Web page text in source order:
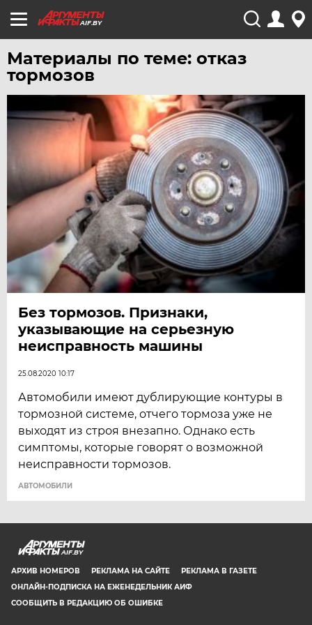
AIF.BY
Материалы по теме: отказ
тормозов
Без тормозов. Признаки,
указывающие на серьезную
неисправность машины
25.08.2020 10:17
Автомобили имеют дублирующие контуры в
тормозной системе, отчего тормоза уже не
выходят из строя внезапно. Однако есть
симптомы, которые говорят о возможной
неисправности тормозов.
АВТОМОБИЛИ
AIF.BY
АРХИВ НОМЕРОВ РЕКЛАМА НА САЙТЕ
РЕКЛАМА В ГАЗЕТЕ
ОНЛАЙН-ПОДПИСКА НА ЕЖЕНЕДЕЛЬНИК АИФ
СООБЩИТЬ В РЕДАКЦИЮ ОБ ОШИБКЕ